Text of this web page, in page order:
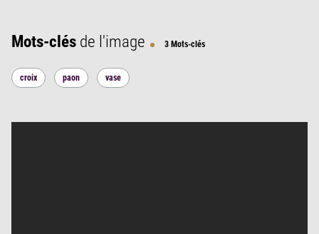
Mots-clésde l'image 3 Mots-clés
croix paon vase